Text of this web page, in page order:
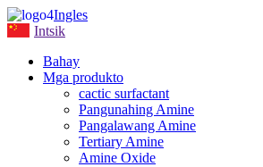
Ingles
Intsik
Bahay
Mga produkto
cactic surfactant
Pangunahing Amine
Pangalawang Amine
Tertiary Amine
Amine Oxide